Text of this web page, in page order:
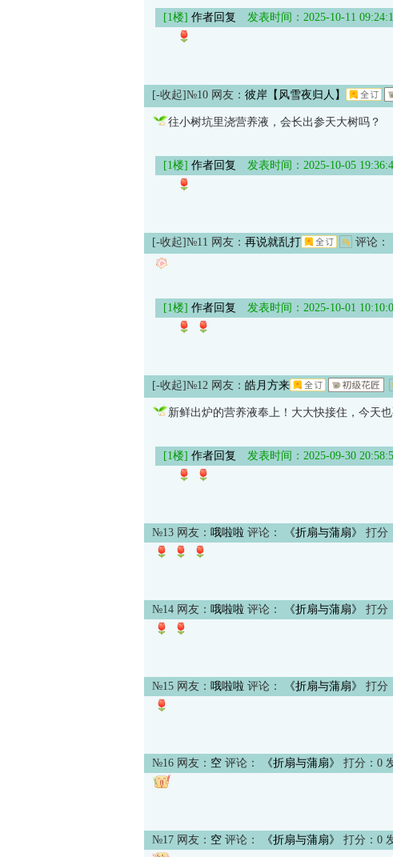
[1楼] 作者回复 发表时间：2025-10-11
[-收起]№10 网友： 彼岸【风雪夜归人】
往小树坑里浇营养液，会长出参天大树吗？
[1楼] 作者回复 发表时间：2025-10-05
[-收起]№11 网友： 再说就乱打 评论：
[1楼] 作者回复 发表时间：2025-10-01
[-收起]№12 网友： 皓月方来
新鲜出炉的营养液奉上！大大快接住，今天
[1楼] 作者回复 发表时间：2025-09-30
№13 网友： 哦啦啦 评论： 《折扇与蒲扇》 打分
№14 网友： 哦啦啦 评论： 《折扇与蒲扇》 打分
№15 网友： 哦啦啦 评论： 《折扇与蒲扇》 打分
№16 网友： 空 评论： 《折扇与蒲扇》 打分： 0
№17 网友： 空 评论： 《折扇与蒲扇》 打分： 0